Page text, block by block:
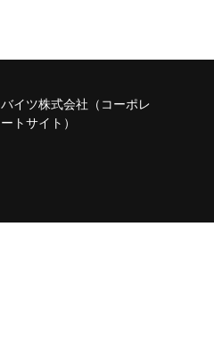
バイツ株式会社（コーポレ
ートサイト）